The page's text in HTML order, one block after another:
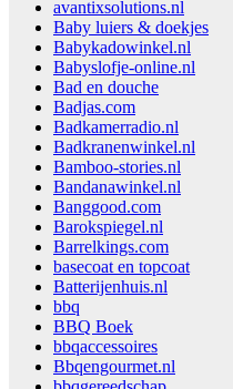
avantixsolutions.nl
Baby luiers & doekjes
Babykadowinkel.nl
Babyslofje-online.nl
Bad en douche
Badjas.com
Badkamerradio.nl
Badkranenwinkel.nl
Bamboo-stories.nl
Bandanawinkel.nl
Banggood.com
Barokspiegel.nl
Barrelkings.com
basecoat en topcoat
Batterijenhuis.nl
bbq
BBQ Boek
bbqaccessoires
Bbqengourmet.nl